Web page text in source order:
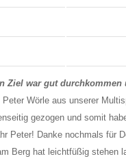
Ziel war gut
Wörle aus unserer
gezogen und somit
Peter! Danke nochmals für
Berg hat leichtfüßig stehen